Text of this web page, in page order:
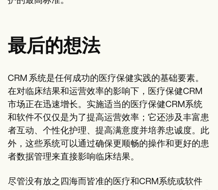
最后的想法
CRM 系统是任何成功的医疗保健实践的基础要素。
在对临床结果和运营效率的影响下，医疗保健CRM
市场正在迅速增长。实施适当的医疗保健CRM系统
和软件不仅仅是为了提高运营效率；它还涉及丰富患
者互动、个性化护理、提高满意度并培养忠诚度。此
外，这些系统可以通过确保更顺畅的操作和更好的患
者数据管理来直接影响临床结果。
尽管没有放之四海而皆准的医疗和CRM系统或软件